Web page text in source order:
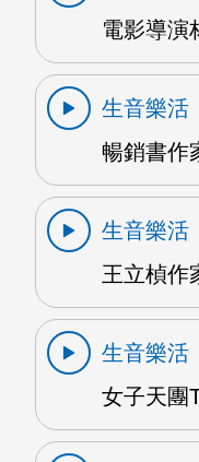
電影導演
生音樂活
暢銷書作
生音樂活
王立楨作
生音樂活
女子天團